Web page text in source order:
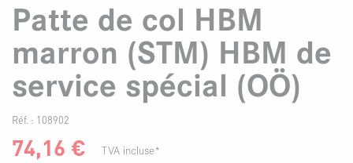
Patte de col HBM
marron (STM) HBM de
service spécial (OÖ)
Réf. : 108902
74,16 €
TVA incluse*